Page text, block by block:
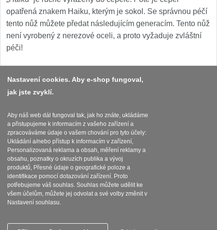
opatřená znakem Haiku, kterým je sokol. Se správnou péčí
tento nůž můžete předat následujícím generacím. Tento nůž
není vyrobený z nerezové oceli, a proto vyžaduje zvláštní
péči!
Platba a dodávka
Obchodní podmínky
Zasady zpracovani osobnich udaju
Reklamační řád
Nastavení cookies. Aby e-shop fungoval,
jak jste zvyklí.
Aby náš web dál fungoval tak, jak ho znáte, ukládáme
a přistupujeme k informacím z vašeho zařízení a
zpracováváme údaje o vašem chování pro tyto účely:
Ukládání a/nebo přístup k informacím v zařízení,
Personalizovaná reklama a obsah, měření reklamy a
obsahu, poznatky o okruzích publika a vývoj
produktů, Přesné údaje o geografické poloze a
identifikace pomocí dotazování zařízení. Proto
potřebujeme váš souhlas. Souhlas můžete udělit ke
všem účelům, můžete jej odvolat a své volby změnit v
Nastavení souhlasu.